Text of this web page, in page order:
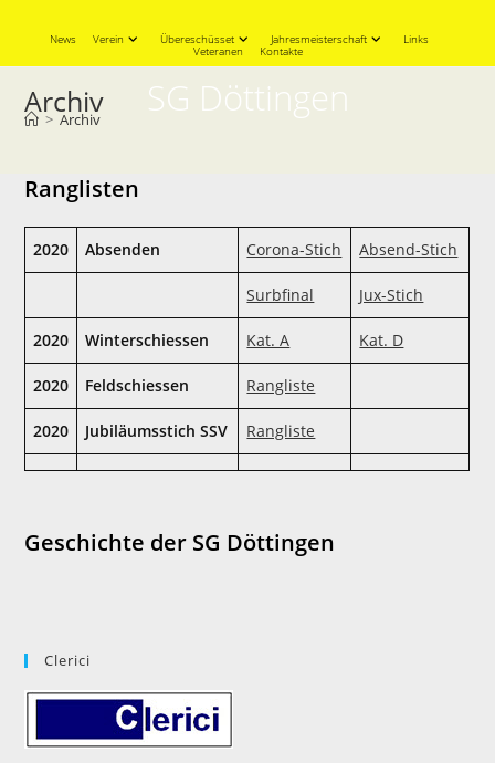
content
News Verein Übereschüsset Jahresmeisterschaft Links
Veteranen Kontakte
SG Döttingen
Archiv
> Archiv
Ranglisten
2020 Absenden Corona-Stich Absend-Stich
Surbfinal Jux-Stich
2020 Winterschiessen Kat. A Kat. D
2020 Feldschiessen Rangliste
2020 Jubiläumsstich SSV Rangliste
Geschichte der SG Döttingen
Clerici